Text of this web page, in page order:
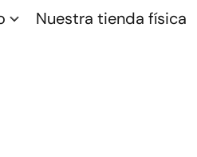
Nuestra tienda física